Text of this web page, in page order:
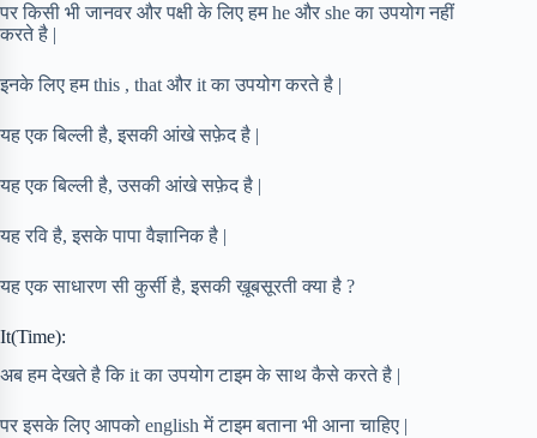
पर किसी भी जानवर और पक्षी के लिए हम he और she का उपयोग नहीं
करते है |
इनके लिए हम this , that और it का उपयोग करते है |
यह एक बिल्ली है, इसकी आंखे सफ़ेद है |
यह एक बिल्ली है, उसकी आंखे सफ़ेद है |
यह रवि है, इसके पापा वैज्ञानिक है |
यह एक साधारण सी कुर्सी है, इसकी ख़ूबसूरती क्या है ?
It(Time):
अब हम देखते है कि it का उपयोग टाइम के साथ कैसे करते है |
पर इसके लिए आपको english में टाइम बताना भी आना चाहिए |